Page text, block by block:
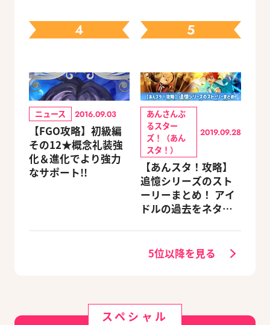
ェック
4
ニュース 2016.09.03
【FGO攻略】初級編
その12★概念礼装強
化＆進化でより強力
なサポート!!
5
あんさんぶ
るスター
ズ！（あん
スタ！）
2019.09.28
【あんスタ！攻略】
追憶シリーズのスト
ーリーまとめ！ アイ
ドルの過去をネタバ
5位以降を見る
スペシャル